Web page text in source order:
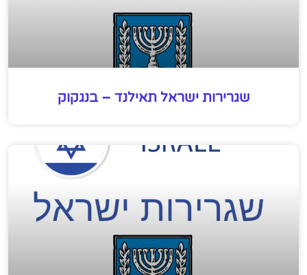
שגרירות ישראל תאילנד – בנגקוק